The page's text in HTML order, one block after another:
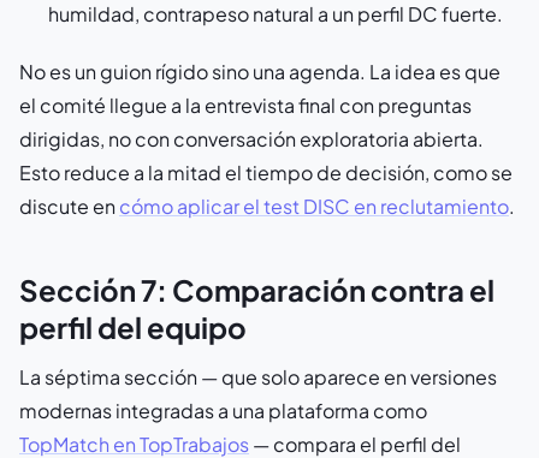
humildad, contrapeso natural a un perfil DC fuerte.
No es un guion rígido sino una agenda. La idea es que
el comité llegue a la entrevista final con preguntas
dirigidas, no con conversación exploratoria abierta.
Esto reduce a la mitad el tiempo de decisión, como se
discute encómo aplicar el test DISC en reclutamiento.
Sección 7: Comparación contra el
perfil del equipo
La séptima sección — que solo aparece en versiones
modernas integradas a una plataforma como
TopMatch en TopTrabajos— compara el perfil del